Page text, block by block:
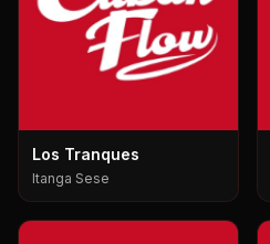
Los Tranques
Itanga Sese